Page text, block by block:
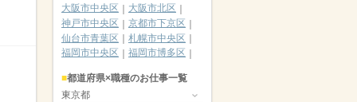
大阪市中央区
大阪市北区
神戸市中央区
京都市下京区
仙台市青葉区
札幌市中央区
福岡市中央区
福岡市博多区
都道府県×職種のお仕事一覧
東京都